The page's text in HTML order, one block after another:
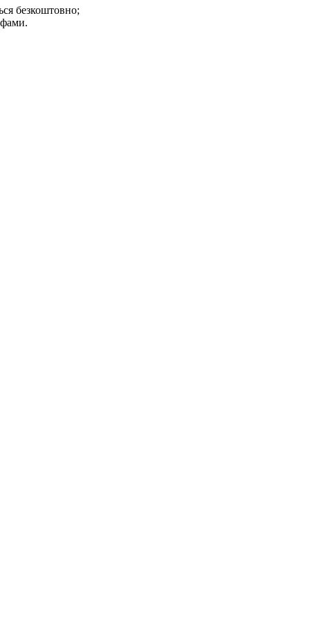
безкоштовно;